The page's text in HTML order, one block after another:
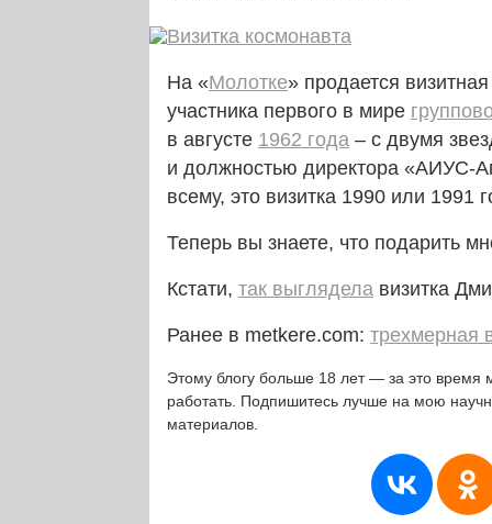
На «Молотке» продается
участника первого в мире
в августе 1962 года – с двумя
и должностью директора «АИУС-
всему, это визитка 1990 или 1991
Теперь вы знаете, что подарить
Кстати, так выглядела визитка
Ранее в metkere.com: трехмерная
Этому блогу больше 18 лет — за это время
работать. Подпишитесь лучше на мою
материалов.